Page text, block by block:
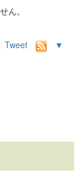
ん。
Tweet
▼